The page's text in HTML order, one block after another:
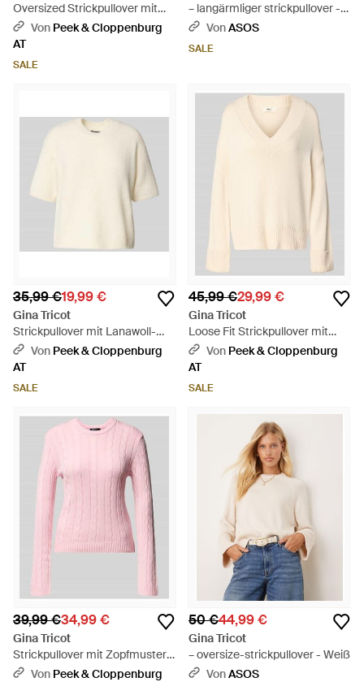
Oversized Strickpullover mit
Leinen-Anteil - Natur
Von Peek & Cloppenburg
AT
SALE
– langärmliger strickpullover -
Braun
VonASOS
SALE
35,99 €19,99 €
Gina Tricot
Strickpullover mit Lanawoll-
Anteil und Rundhalsausschnitt
- Natur
Von Peek & Cloppenburg
AT
SALE
45,99 €29,99 €
Gina Tricot
Loose Fit Strickpullover mit
Woll-Anteil - Natur
Von Peek & Cloppenburg
AT
SALE
39,99 €34,99 €
Gina Tricot
Strickpullover mit Zopfmuster -
PinkVon Peek & Cloppenburg
50 €44,99 €
Gina Tricot
– oversize-strickpullover - Weiß
VonASOS